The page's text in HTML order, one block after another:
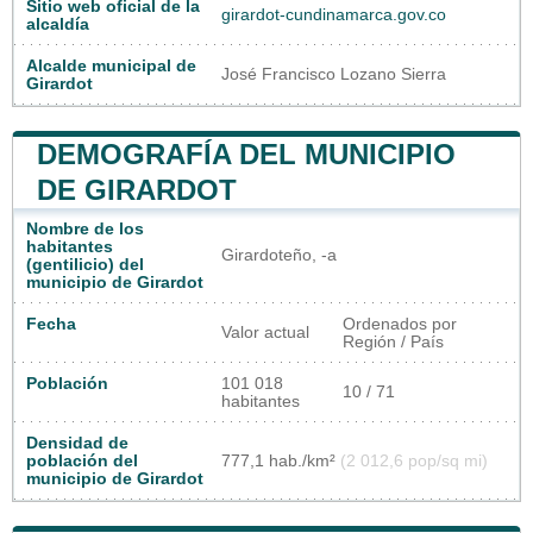
Sitio web oficial de la
alcaldía
girardot-cundinamarca.gov.co
Alcalde municipal de
Girardot
José Francisco Lozano Sierra
DEMOGRAFÍA DEL MUNICIPIO
DE GIRARDOT
Nombre de los
habitantes
(gentilicio) del
municipio de Girardot
Girardoteño, -a
Fecha Valor actual
Ordenados por
Región / País
Población
101 018
habitantes
10 / 71
Densidad de
población del
municipio de Girardot
777,1 hab./km² (2 012,6 pop/sq mi)